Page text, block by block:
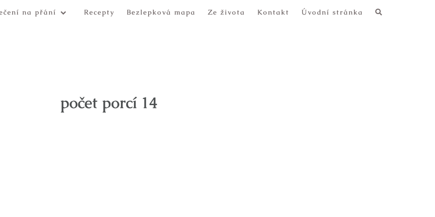
na přání Recepty Bezlepková mapa Ze života Kontakt Úvodní stránka
počet porcí 14